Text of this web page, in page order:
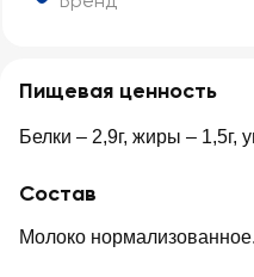
Пищевая ценность
Белки – 2,9г, жиры – 1,5г,
Состав
Молоко нормализованное.